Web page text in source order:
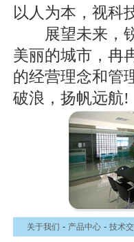
以人为本，视科
展望未来，锐
美丽的城市，冉
的经营理念和管
破浪，扬帆远航!
关于我们 - 产品中心 - 技术